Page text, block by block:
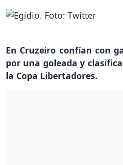
En Cruzeiro confían con
por una goleada y
la Copa Libertadores.